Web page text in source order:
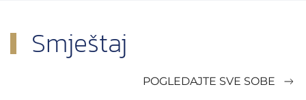
Smještaj
POGLEDAJTE SVE SOBE